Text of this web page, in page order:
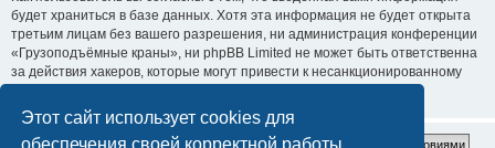
Этот сайт использует cookies для
обеспечения своей корректной работы.
будет храниться в базе данных. Хотя эта информация не будет открыта
третьим лицам без вашего разрешения, ни администрация конференции
«Грузоподъёмные краны», ни phpBB Limited не может быть ответственна
за действия хакеров, которые могут привести к несанкционированному